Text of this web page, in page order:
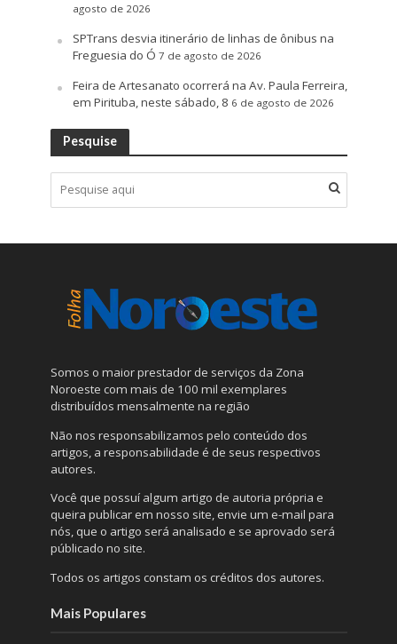
agosto de 2026
SPTrans desvia itinerário de linhas de ônibus na
Freguesia do Ó 7 de agosto de 2026
Feira de Artesanato ocorrerá na Av. Paula Ferreira,
em Pirituba, neste sábado, 8 6 de agosto de 2026
Pesquise
Somos o maior prestador de serviços da Zona
Noroeste com mais de 100 mil exemplares
distribuídos mensalmente na região
Não nos responsabilizamos pelo conteúdo dos
artigos, a responsabilidade é de seus respectivos
autores.
Você que possuí algum artigo de autoria própria e
queira publicar em nosso site, envie um e-mail para
nós, que o artigo será analisado e se aprovado será
públicado no site.
Todos os artigos constam os créditos dos autores.
Mais Populares